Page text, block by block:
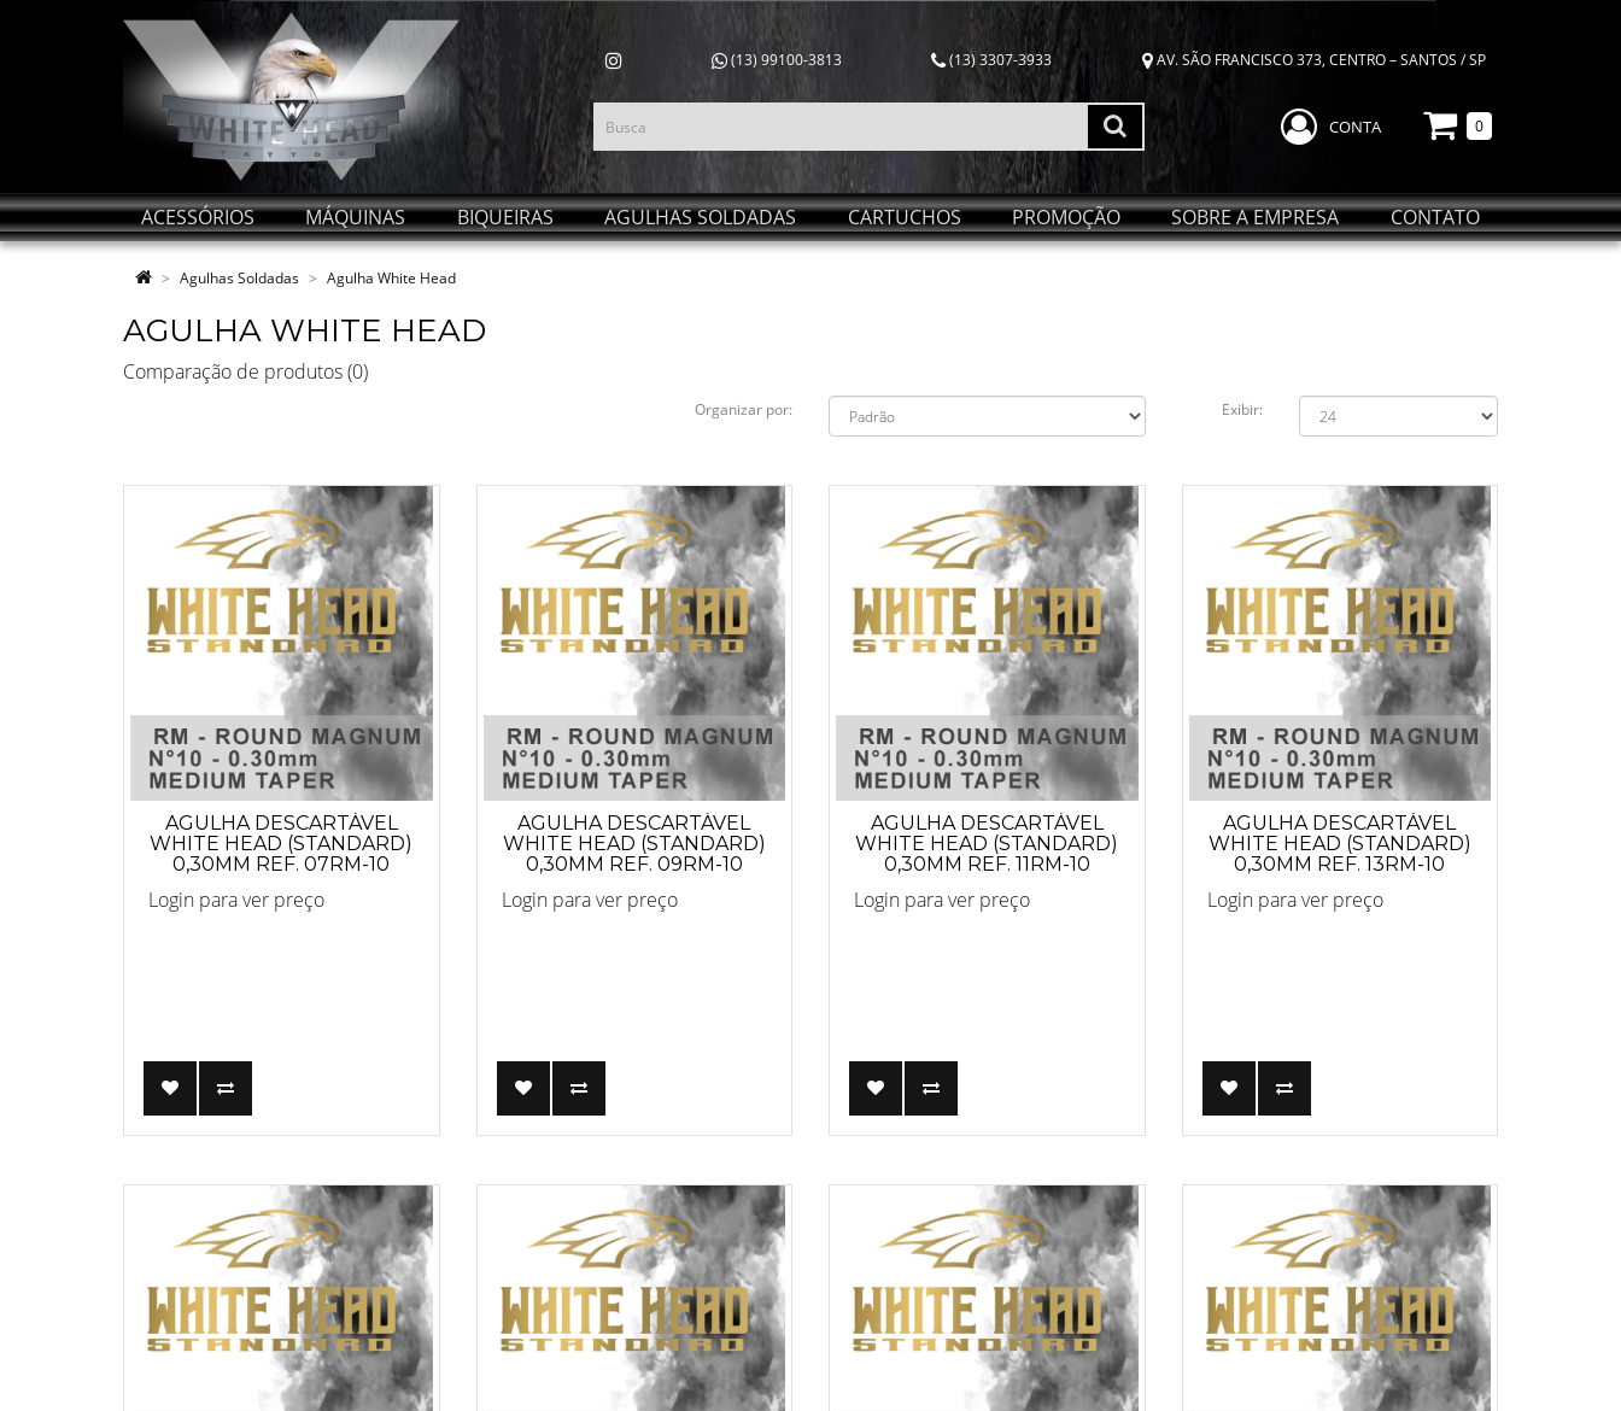
(13) 99100-3813 (13) 3307-3933 AV. SÃO FRANCISCO 373, CENTRO – SANTOS / SP
CONTA 0
ACESSÓRIOS MÁQUINAS BIQUEIRAS AGULHAS SOLDADAS CARTUCHOS PROMOÇÃO SOBRE A EMPRESA CONTATO
Agulhas Soldadas Agulha White Head
AGULHA WHITE HEAD
Comparação de produtos (0)
Organizar por: Exibir:
AGULHA DESCARTÁVEL
WHITE HEAD (STANDARD)
0,30MM REF. 07RM-10
Login para ver preço
AGULHA DESCARTÁVEL
WHITE HEAD (STANDARD)
0,30MM REF. 09RM-10
Login para ver preço
AGULHA DESCARTÁVEL
WHITE HEAD (STANDARD)
0,30MM REF. 11RM-10
Login para ver preço
AGULHA DESCARTÁVEL
WHITE HEAD (STANDARD)
0,30MM REF. 13RM-10
Login para ver preço